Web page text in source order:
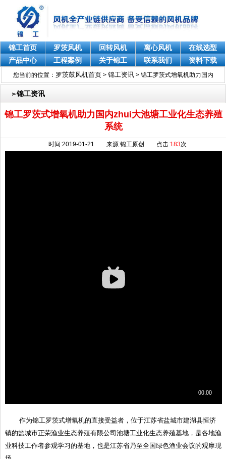
锦工首页 罗茨风机 回转风机 离心风机
在线选型
产品中心
工程案例 关于锦工 联系我们 资料下载
您当前的位置： 罗茨鼓风机首页 > 锦工资讯 >锦工罗茨式增氧机助力国内
zhui大池塘工业化生态养殖系统
锦工资讯
锦工罗茨式增氧机助力国内zhui大池塘工业化生态养殖
系统
时间:2019-01-21 来源:锦工原创 点击:183次
作为锦工罗茨式增氧机的直接受益者，位于江苏省盐城市建湖县恒济
镇的盐城市正荣渔业生态养殖有限公司池塘工业化生态养殖基地，是各地渔
业科技工作者参观学习的基地，也是江苏省乃至全国绿色渔业会议的观摩现